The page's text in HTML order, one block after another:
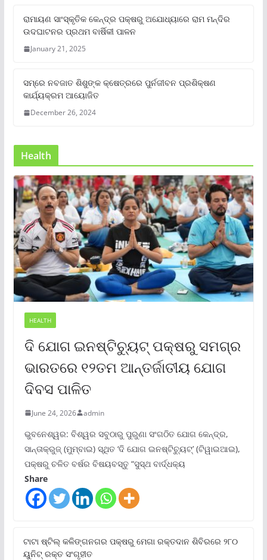
ରାମାୟଣ ସାଂସ୍କୃତିକ କେନ୍ଦ୍ର ପକ୍ଷରୁ ଅଯୋଧ୍ୟାରେ ରାମ ମନ୍ଦିର
ଉଦଘାଟନର ପ୍ରଥମ ବାର୍ଷିକୀ ପାଳନ
January 21, 2025
ସମ୍‌ରେ ନବଜାତ ଶିଶୁଙ୍କ କ୍ଷେତ୍ରରେ ପୁର୍ନଜୀବନ ପ୍ରଶିକ୍ଷଣ
କାର୍ଯ୍ୟକ୍ରମ ଆୟୋଜିତ
December 26, 2024
Health
HEALTH
ଦି ଯୋଗ ଇନଷ୍ଟିଚ୍ୟୁଟ୍ ପକ୍ଷରୁ ସମଗ୍ର
ଭାରତରେ ୧୨ତମ ଆନ୍ତର୍ଜାତୀୟ ଯୋଗ
ଦିବସ ପାଳିତ
June 24, 2026 admin
ଭୁବନେଶ୍ୱର: ବିଶ୍ୱର ସବୁଠାରୁ ପୁରୁଣା ସଂଗଠିତ ଯୋଗ କେନ୍ଦ୍ର,
ସାନ୍ତାକ୍ରୁଜ୍ (ମୁମ୍ବାଇ) ସ୍ଥିତ ‘ଦି ଯୋଗ ଇନଷ୍ଟିଚ୍ୟୁଟ୍‌’ (ଟିୱାଇଆଇ),
ପକ୍ଷରୁ ଚଳିତ ବର୍ଷର ବିଷୟବସ୍ତୁ “ସୁସ୍ଥ ବାର୍ଦ୍ଧକ୍ୟ
Share
ଟାଟା ଷ୍ଟିଲ୍‌ କଳିଙ୍ଗନଗର ପକ୍ଷରୁ ମେଗା ରକ୍ତଦାନ ଶିବିରରେ ୨୮୦
ୟୁନିଟ୍‌ ରକ୍ତ ସଂଗୃହୀତ